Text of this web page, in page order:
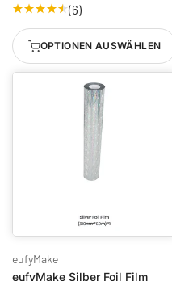
(6)
OPTIONEN AUSWÄHLEN
eufyMake
eufyMake Silber Foil Film